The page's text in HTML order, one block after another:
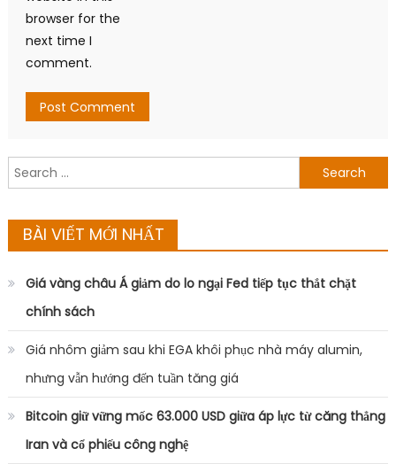
browser for the
next time I
comment.
Search
for:
BÀI VIẾT MỚI NHẤT
Giá vàng châu Á giảm do lo ngại Fed tiếp tục thắt chặt
chính sách
Giá nhôm giảm sau khi EGA khôi phục nhà máy alumin,
nhưng vẫn hướng đến tuần tăng giá
Bitcoin giữ vững mốc 63.000 USD giữa áp lực từ căng thẳng
Iran và cổ phiếu công nghệ